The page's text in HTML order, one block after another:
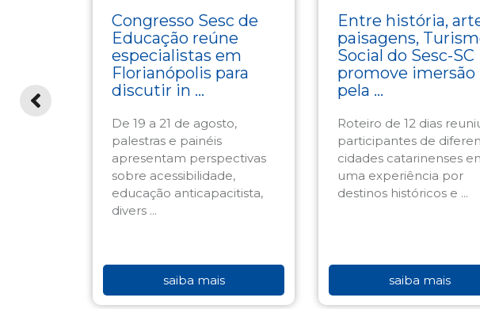
...
Congresso Sesc de
Educação reúne
especialistas em
Florianópolis para
discutir in ...
De 19 a 21 de agosto,
palestras e painéis
apresentam perspectivas
sobre acessibilidade,
educação anticapacitista,
divers ...
saiba mais
Entre história,
paisagens,
Social do Sesc-SC
promove imersão
pela ...
Roteiro de 12 dias
participantes de
cidades catarinenses
uma experiência por
destinos históricos e ...
saiba mais